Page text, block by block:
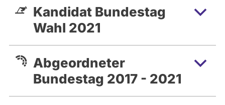
Kandidat Bundestag
Wahl 2021
Abgeordneter
Bundestag 2017 - 2021